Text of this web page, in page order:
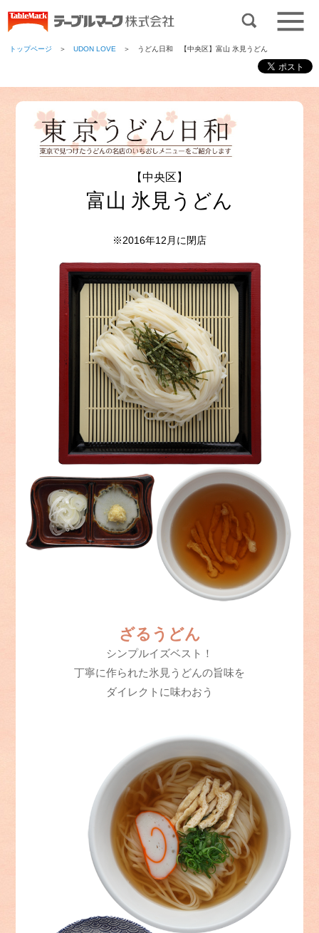
トップページ ＞UDON LOVE ＞ うどん日和 【中央区】富山 氷見うどん
【中央区】
富山 氷見うどん
※2016年12月に閉店
ざるうどん
シンプルイズベスト！
丁寧に作られた氷見うどんの旨味を
ダイレクトに味わおう